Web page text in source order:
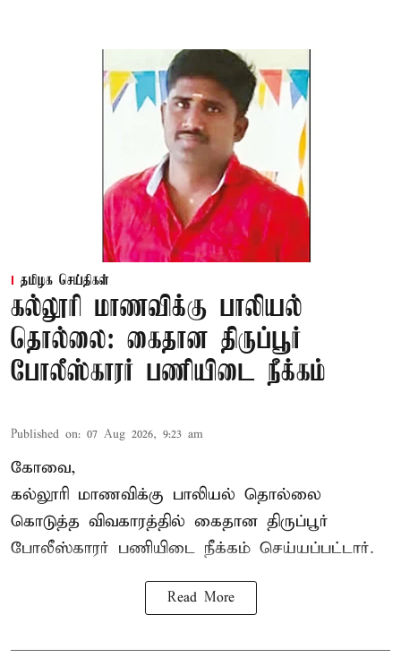
தமிழக செய்திகள்
கல்லூரி மாணவிக்கு பாலியல்
தொல்லை: கைதான திருப்பூர்
போலீஸ்காரர் பணியிடை நீக்கம்
Published on: 07 Aug 2026, 9:23 am
கோவை,
கல்லூரி மாணவிக்கு பாலியல் தொல்லை
கொடுத்த விவகாரத்தில் கைதான திருப்பூர்
போலீஸ்காரர் பணியிடை நீக்கம் செய்யப்பட்டார்.
Read More